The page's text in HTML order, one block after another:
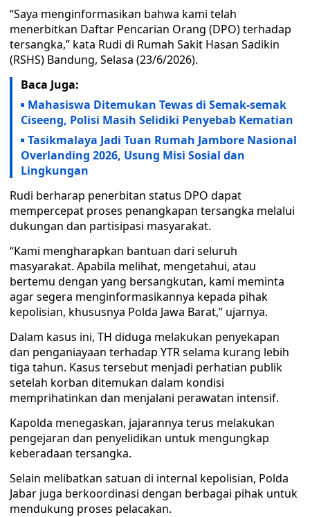
“Saya menginformasikan bahwa kami telah
menerbitkan Daftar Pencarian Orang (DPO) terhadap
tersangka,” kata Rudi di Rumah Sakit Hasan Sadikin
(RSHS) Bandung, Selasa (23/6/2026).
Baca Juga:
Mahasiswa Ditemukan Tewas di Semak-semak
Ciseeng, Polisi Masih Selidiki Penyebab Kematian
Tasikmalaya Jadi Tuan Rumah Jambore Nasional
Overlanding 2026, Usung Misi Sosial dan
Lingkungan
Rudi berharap penerbitan status DPO dapat
mempercepat proses penangkapan tersangka melalui
dukungan dan partisipasi masyarakat.
“Kami mengharapkan bantuan dari seluruh
masyarakat. Apabila melihat, mengetahui, atau
bertemu dengan yang bersangkutan, kami meminta
agar segera menginformasikannya kepada pihak
kepolisian, khususnya Polda Jawa Barat,” ujarnya.
Dalam kasus ini, TH diduga melakukan penyekapan
dan penganiayaan terhadap YTR selama kurang lebih
tiga tahun. Kasus tersebut menjadi perhatian publik
setelah korban ditemukan dalam kondisi
memprihatinkan dan menjalani perawatan intensif.
Kapolda menegaskan, jajarannya terus melakukan
pengejaran dan penyelidikan untuk mengungkap
keberadaan tersangka.
Selain melibatkan satuan di internal kepolisian, Polda
Jabar juga berkoordinasi dengan berbagai pihak untuk
mendukung proses pelacakan.